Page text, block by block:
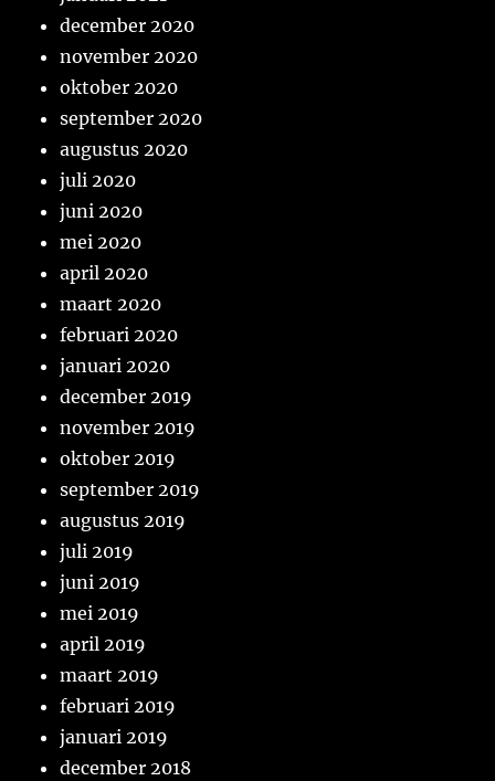
december 2020
november 2020
oktober 2020
september 2020
augustus 2020
juli 2020
juni 2020
mei 2020
april 2020
maart 2020
februari 2020
januari 2020
december 2019
november 2019
oktober 2019
september 2019
augustus 2019
juli 2019
juni 2019
mei 2019
april 2019
maart 2019
februari 2019
januari 2019
december 2018